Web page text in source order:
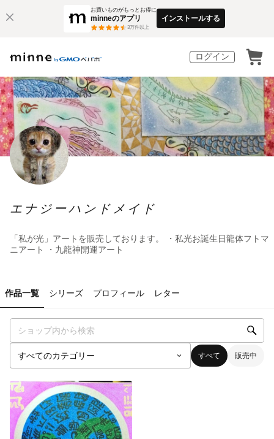
お買いものがもっとお得に
minneのアプリ
3万件以上
インストールする
ログイン
エナジーハンドメイド
「私が光」アートを販売しております。 ・私光お誕生日龍体フトマ
ニアート ・九龍神開運アート
作品一覧 シリーズ プロフィール レター
すべて 販売中